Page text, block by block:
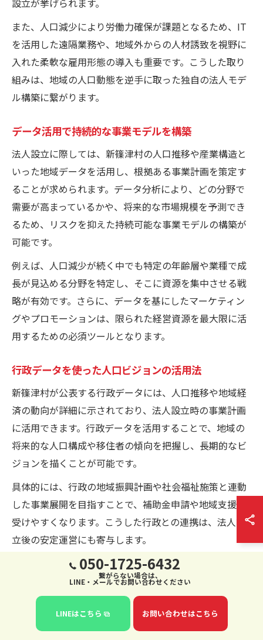
設立が挙げられます。
また、人口減少により労働力確保が課題となるため、IT
を活用した遠隔業務や、地域外からの人材誘致を視野に
入れた柔軟な雇用形態の導入も重要です。こうした取り
組みは、地域の人口動態を逆手に取った独自の法人モデ
ル構築に繋がります。
データ活用で持続的な事業モデルを構築
法人設立に際しては、新篠津村の人口推移や産業構造と
いった地域データを活用し、根拠ある事業計画を策定す
ることが求められます。データ分析により、どの分野で
需要が高まっているかや、将来的な市場規模を予測でき
るため、リスクを抑えた持続可能な事業モデルの構築が
可能です。
例えば、人口減少が続く中でも特定の年齢層や業種で成
長が見込める分野を特定し、そこに資源を集中させる戦
略が有効です。さらに、データを基にしたマーケティン
グやプロモーションは、限られた経営資源を最大限に活
用するための必須ツールとなります。
行政データを使った人口ビジョンの活用法
新篠津村が公表する行政データには、人口推移や地域経
済の動向が詳細に示されており、法人設立時の事業計画
に活用できます。行政データを活用することで、地域の
将来的な人口構成や移住者の傾向を把握し、長期的なビ
ジョンを描くことが可能です。
具体的には、行政の地域振興計画や社会福祉施策と連動
した事業展開を目指すことで、補助金申請や地域支援を
受けやすくなります。こうした行政との連携は、法人設
立後の安定運営にも寄与します。
社会福祉協議会との協働による法人設立例
新篠津村社会福祉協議会との連携は、地域課題の解決を
目指す法人設立において非常に有効です。協議会は高齢
者支援や子育て支援などの福祉サービスを担っており、
050-1725-6432
繋がらない場合は、
LINE・メールでお問い合わせください
LINEはこちら お問い合わせはこちら